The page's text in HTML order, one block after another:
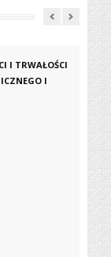
I TRWAŁOŚCI
I